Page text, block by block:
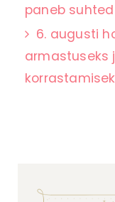
paneb
6. augusti
armastuseks